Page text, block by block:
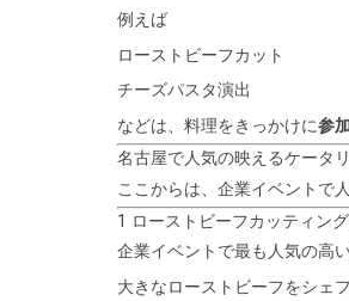
例えば
ローストビーフカット
チーズパスタ演出
などは、料理をきっかけに参
名古屋で人気の映えるケータ
ここからは、企業イベントで
1 ローストビーフカッティン
企業イベントで最も人気の高い
大きなローストビーフをシェ